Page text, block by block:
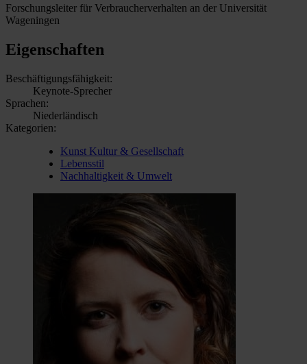
Forschungsleiter für Verbraucherverhalten an der Universität
Wageningen
Eigenschaften
Beschäftigungsfähigkeit:
Keynote-Sprecher
Sprachen:
Niederländisch
Kategorien:
Kunst Kultur & Gesellschaft
Lebensstil
Nachhaltigkeit & Umwelt